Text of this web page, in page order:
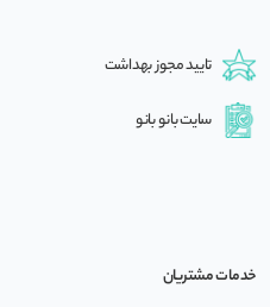
تایید مجوز بهداشت
سایت بانو بانو
خدمات مشتریان